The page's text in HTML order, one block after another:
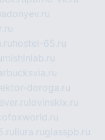
adonyev.ru
hostel-65.ru
mishinlab.ru
doroga.ru
lovinskix.ru
liura.ruglasspb.ru